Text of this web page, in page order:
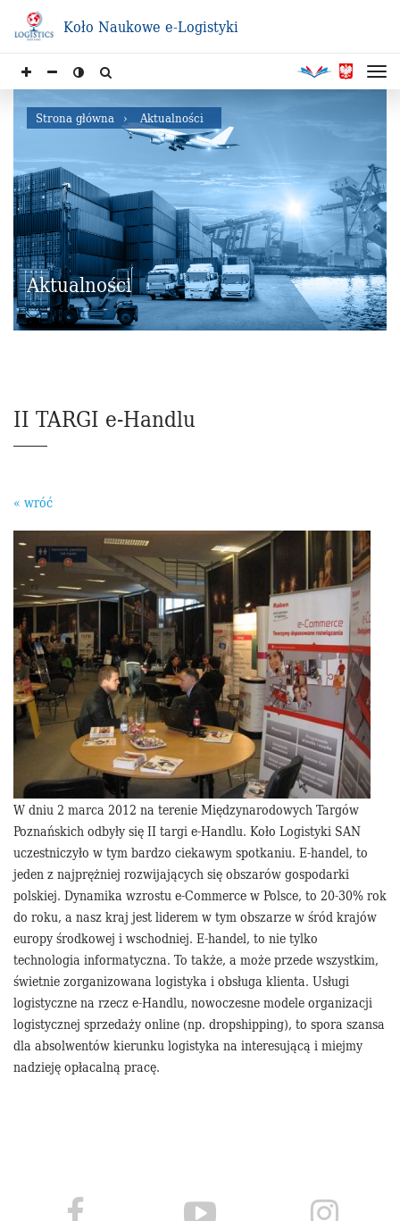
Koło Naukowe e-Logistyki
Strona główna Aktualności
Aktualności
II TARGI e-Handlu
« wróć
W dniu 2 marca 2012 na terenie Międzynarodowych Targów
Poznańskich odbyły się II targi e-Handlu. Koło Logistyki SAN
uczestniczyło w tym bardzo ciekawym spotkaniu. E-handel, to
jeden z najprężniej rozwijających się obszarów gospodarki
polskiej. Dynamika wzrostu e-Commerce w Polsce, to 20-30% rok
do roku, a nasz kraj jest liderem w tym obszarze w śród krajów
europy środkowej i wschodniej. E-handel, to nie tylko
technologia informatyczna. To także, a może przede wszystkim,
świetnie zorganizowana logistyka i obsługa klienta. Usługi
logistyczne na rzecz e-Handlu, nowoczesne modele organizacji
logistycznej sprzedaży online (np. dropshipping), to spora szansa
dla absolwentów kierunku logistyka na interesującą i miejmy
nadzieję opłacalną pracę.